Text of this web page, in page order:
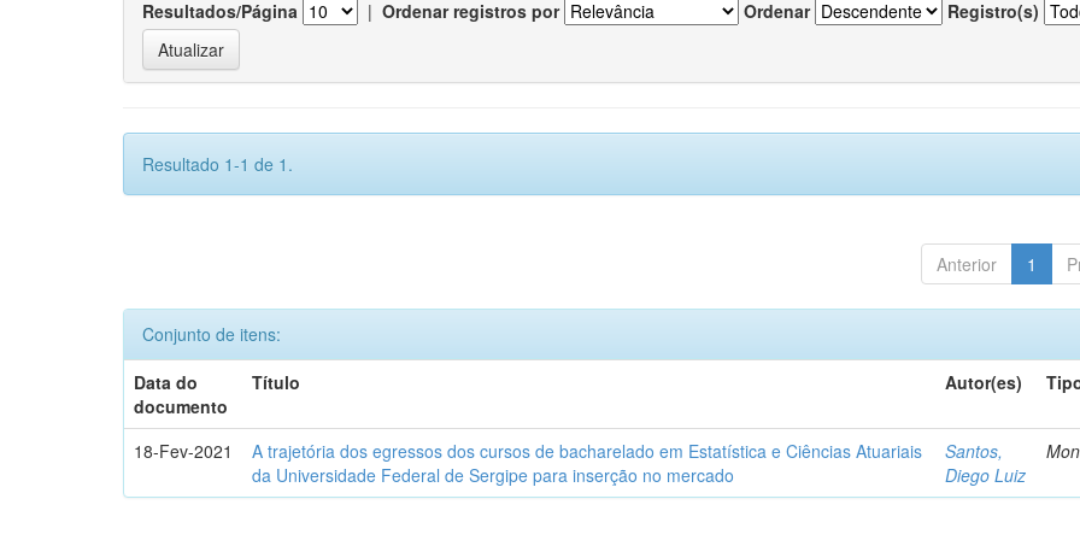
Resultados/Página | Ordenar registros por Ordenar Registro(s)
Resultado 1-1 de 1.
Anterior 1
Conjunto de itens:
Data do
documento
Título Autor(es)
18-Fev-2021
A trajetória dos egressos dos cursos de bacharelado em Estatística e Ciências Atuariais
da Universidade Federal de Sergipe para inserção no mercado
Santos,
Diego Luiz